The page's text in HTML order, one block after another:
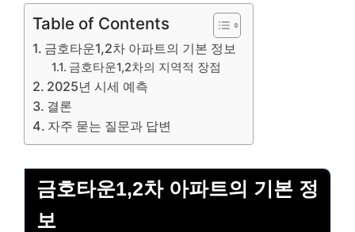
Table of Contents
금호타운1,2차 아파트의 기본 정보
금호타운1,2차의 지역적 장점
2025년 시세 예측
결론
자주 묻는 질문과 답변
금호타운1,2차 아파트의 기본 정
보